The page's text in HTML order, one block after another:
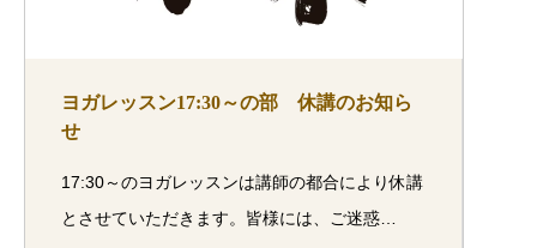
ヨガレッスン17:30～の部 休講のお知ら
せ
17:30～のヨガレッスンは講師の都合により休講
とさせていただきます。皆様には、ご迷惑…